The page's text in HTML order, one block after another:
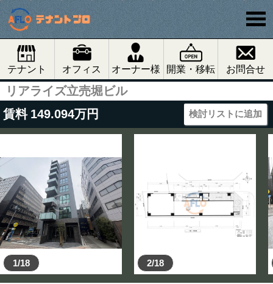
テナント オフィス オーナー様 開業・移転 お問合せ
リアライズ立売堀ビル
賃料 149.094万円 検討リストに追加
1/18 2/18